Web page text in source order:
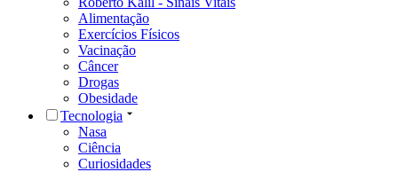
Alimentação
Exercícios Físicos
Vacinação
Câncer
Drogas
Obesidade
Tecnologia
Nasa
Ciência
Curiosidades